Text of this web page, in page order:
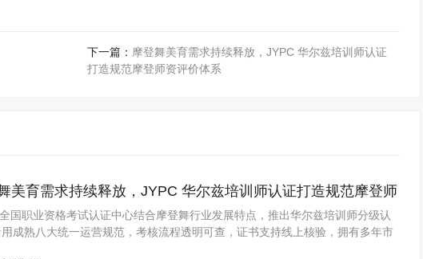
下一篇： 摩登舞美育需求持续释放，JYPC 华尔兹培训师认证
打造规范摩登师资评价体系
美育需求持续释放，JYPC 华尔兹培训师认证打造规范摩登师
体系
国职业资格考试认证中心结合摩登舞行业发展特点，推出华尔兹培训师分级认
成熟八大统一运营规范，考核流程透明可查，证书支持线上核验，拥有多年市